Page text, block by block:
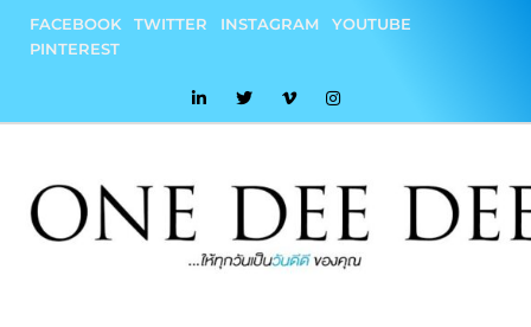
content
FACEBOOK TWITTER INSTAGRAM
YOUTUBE
PINTEREST